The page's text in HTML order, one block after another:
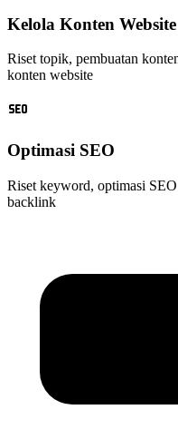
Kelola Konten Website
Riset topik, pembuatan
konten website
Optimasi SEO
Riset keyword, optimasi
backlink